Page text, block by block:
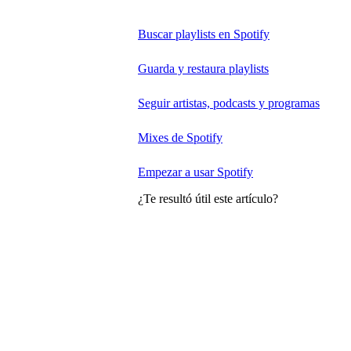
Buscar playlists en Spotify
Guarda y restaura playlists
Seguir artistas, podcasts y programas
Mixes de Spotify
Empezar a usar Spotify
¿Te resultó útil este artículo?